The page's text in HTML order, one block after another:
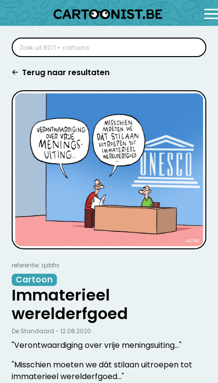
Terug naar resultaten
referentie: qzbfrx
Cartoon
Immaterieel
werelderfgoed
"Verontwaardiging over vrije meningsuiting..."
"Misschien moeten we dát stilaan uitroepen tot
immaterieel werelderfgoed..."
De Standaard - 12.08.2020